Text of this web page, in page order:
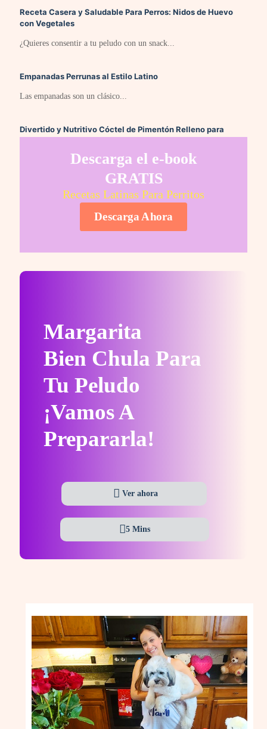
Receta Casera y Saludable Para Perros: Nidos de Huevo
con Vegetales
¿Quieres consentir a tu peludo con un snack...
Empanadas Perrunas al Estilo Latino
Las empanadas son un clásico...
Divertido y Nutritivo Cóctel de Pimentón Relleno para
Si estás buscando una receta divertida...
Descarga el e-book
GRATIS
Recetas Latinas Para Perritos
Descarga Ahora
Margarita
Bien Chula Para
Tu Peludo
¡Vamos A
Prepararla!
Ver ahora
5 Mins